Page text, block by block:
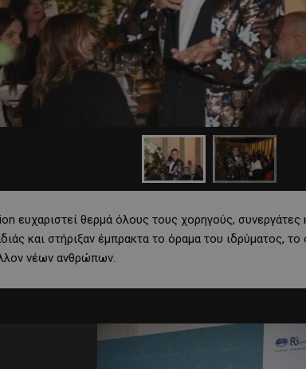
ευχαριστεί θερμά όλους τους χορηγούς,
και στήριξαν έμπρακτα το όραμα του ιδρύματος,
νέων ανθρώπων.